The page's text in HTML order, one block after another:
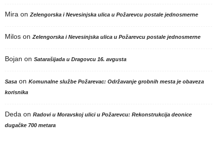
Mira on Zelengorska i Nevesinjska ulica u Požarevcu postale jednosmerne
Milos on Zelengorska i Nevesinjska ulica u Požarevcu postale jednosmerne
Bojan on Satarašijada u Dragovcu 16. avgusta
Sasa on Komunalne službe Požarevac: Održavanje grobnih mesta je obaveza
korisnika
Deda on Radovi u Moravskoj ulici u Požarevcu: Rekonstrukcija deonice
dugačke 700 metara